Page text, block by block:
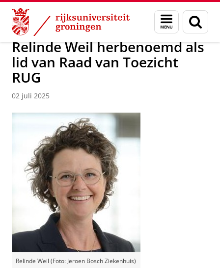
Skip
Content
Skip
Navigation
Menu
en
zoeken
Over ons Actueel Nieuws
Relinde Weil herbenoemd als
lid van Raad van Toezicht
RUG
02 juli 2025
Relinde Weil (Foto: Jeroen Bosch Ziekenhuis)